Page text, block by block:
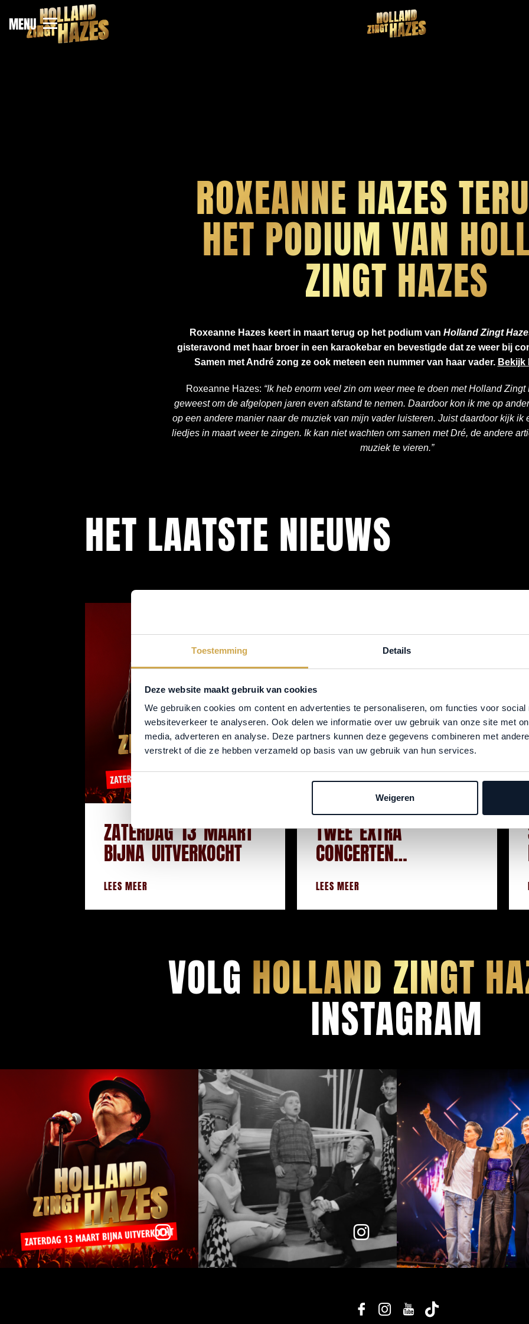
Toestemming Details
Deze website maakt gebruik van cookies
We gebruiken cookies om content en advertenties te personaliseren, om functies voor social
websiteverkeer te analyseren. Ook delen we informatie over uw gebruik van onze site met
media, adverteren en analyse. Deze partners kunnen deze gegevens combineren met
verstrekt of die ze hebben verzameld op basis van uw gebruik van hun services.
Weigeren
MERCHANDISE
MENU
ROXEANNE HAZES
HET PODIUM VAN
ZINGT HAZES
Roxeanne Hazes keert in maart terug op het podium van Holland Zingt
gisteravond met haar broer in een karaokebar en bevestigde dat ze weer bij
Samen met André zong ze ook meteen een nummer van haar vader. Bekijk
Roxeanne Hazes: “Ik heb enorm veel zin om weer mee te doen met Holland
geweest om de afgelopen jaren even afstand te nemen. Daardoor kon ik me op
op een andere manier naar de muziek van mijn vader luisteren. Juist daardoor kijk ik
liedjes in maart weer te zingen. Ik kan niet wachten om samen met Dré, de andere
muziek te vieren.”
HET LAATSTE NIEUWS
ZATERDAG 13 MAART
BIJNA UITVERKOCHT
LEES MEER
TWEE EXTRA
CONCERTEN
TOEGEVOEGD
LEES MEER
VOLG HOLLAND ZINGT
INSTAGRAM